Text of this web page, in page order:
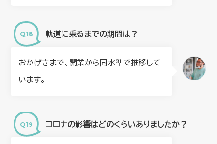
軌道に乗るまでの期間は？
おかげさまで、開業から同水準で推移して
います。
コロナの影響はどのくらいありましたか？